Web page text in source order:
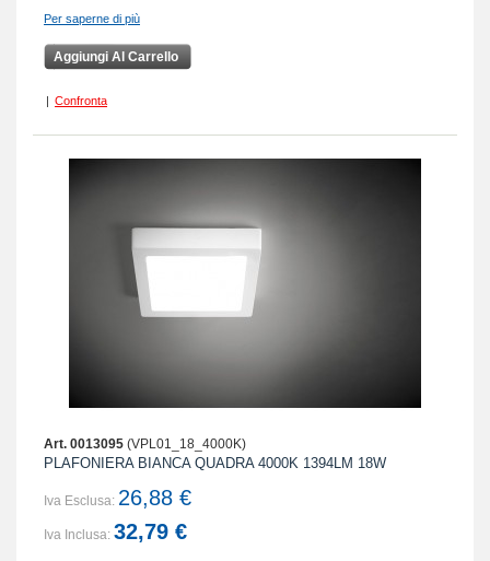
Per saperne di più
Aggiungi Al Carrello
| Confronta
Art. 0013095 (VPL01_18_4000K)
PLAFONIERA BIANCA QUADRA 4000K 1394LM 18W
Iva Esclusa: 26,88 €
Iva Inclusa: 32,79 €